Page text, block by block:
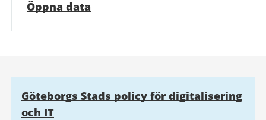
Öppna data
Relaterad
information
Göteborgs Stads policy för digitalisering
och IT